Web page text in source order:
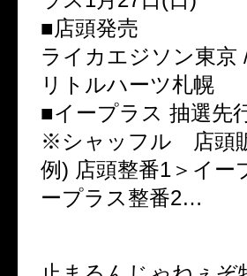
■店頭発売
ライカエジソン東京
リトルハーツ札幌
■イープラス 抽選先
※シャッフル 店頭
例) 店頭整番1＞イー
ープラス整番2…